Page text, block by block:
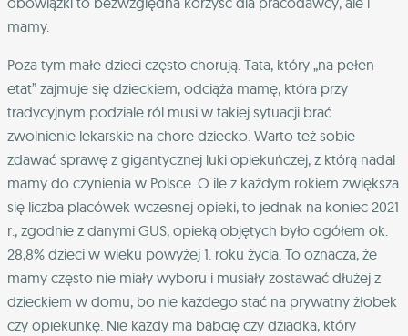
mamy.
Poza tym małe dzieci często chorują. Tata, który „na pełen
etat” zajmuje się dzieckiem, odciąża mamę, która przy
tradycyjnym podziale ról musi w takiej sytuacji brać
zwolnienie lekarskie na chore dziecko. Warto też sobie
zdawać sprawę z gigantycznej luki opiekuńczej, z którą nadal
mamy do czynienia w Polsce. O ile z każdym rokiem zwiększa
się liczba placówek wczesnej opieki, to jednak na koniec 2021
r., zgodnie z danymi GUS, opieką objętych było ogółem ok.
28,8% dzieci w wieku powyżej 1. roku życia. To oznacza, że
mamy często nie miały wyboru i musiały zostawać dłużej z
dzieckiem w domu, bo nie każdego stać na prywatny żłobek
czy opiekunkę. Nie każdy ma babcię czy dziadka, który